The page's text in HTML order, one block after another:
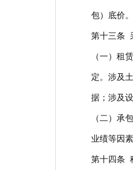
包）底价。
第十三条
（一）租
定。涉及
据；涉及
（二）承
业绩等因
第十四条